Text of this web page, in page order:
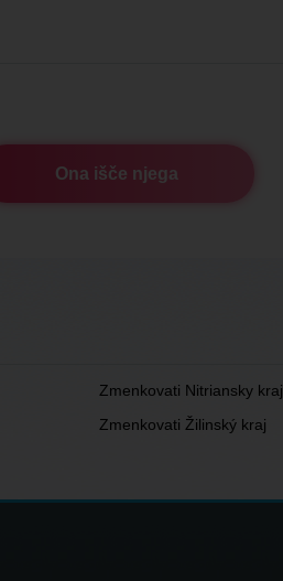
Ona išče njega
Zmenkovati Nitriansky kraj
Zmenkovati Žilinský kraj